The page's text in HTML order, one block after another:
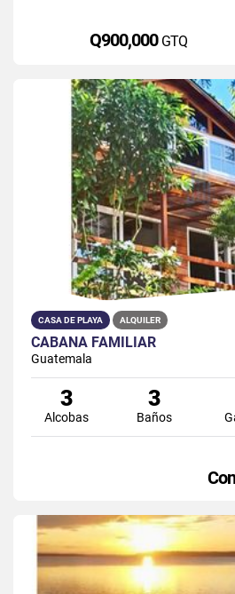
Q900,000 GTQ
CASA DE PLAYA ALQUILER
CABAÑA FAMILIAR
Guatemala
3
Alcobas
3
Baños